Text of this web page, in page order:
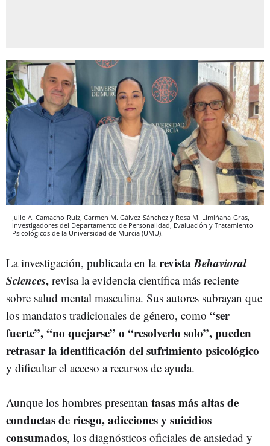
Julio A. Camacho-Ruiz, Carmen M. Gálvez-Sánchez y Rosa M. Limiñana-Gras,
investigadores del Departamento de Personalidad, Evaluación y Tratamiento
Psicológicos de la Universidad de Murcia (UMU).
La investigación, publicada en larevistaBehavioral
Sciences, revisa la evidencia científica más reciente
sobre salud mental masculina. Sus autores subrayan que
los mandatos tradicionales de género, como “ser
fuerte”, “no quejarse” o “resolverlo solo”, pueden
retrasar la identificación del sufrimiento psicológico
y dificultar el acceso a recursos de ayuda.
Aunque los hombres presentan tasas más altas de
conductas de riesgo, adicciones y suicidios
consumados, los diagnósticos oficiales de ansiedad y